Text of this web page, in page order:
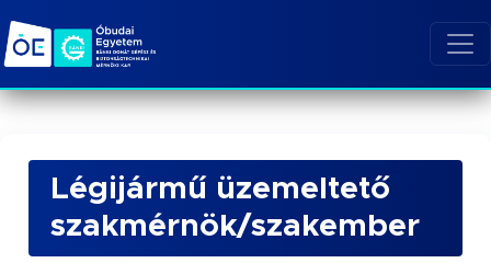
Légijármű üzemeltető
szakmérnök/szakember